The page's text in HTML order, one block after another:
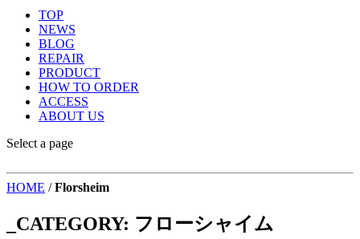
TOP
NEWS
BLOG
REPAIR
PRODUCT
HOW TO ORDER
ACCESS
ABOUT US
Select a page
HOME /Florsheim
_CATEGORY: フローシャイム